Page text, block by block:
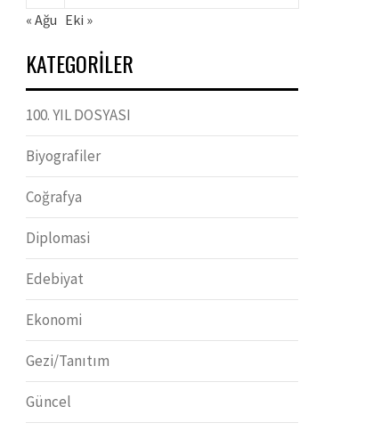
« Ağu Eki »
KATEGORILER
100. YIL DOSYASI
Biyografiler
Coğrafya
Diplomasi
Edebiyat
Ekonomi
Gezi/Tanıtım
Güncel